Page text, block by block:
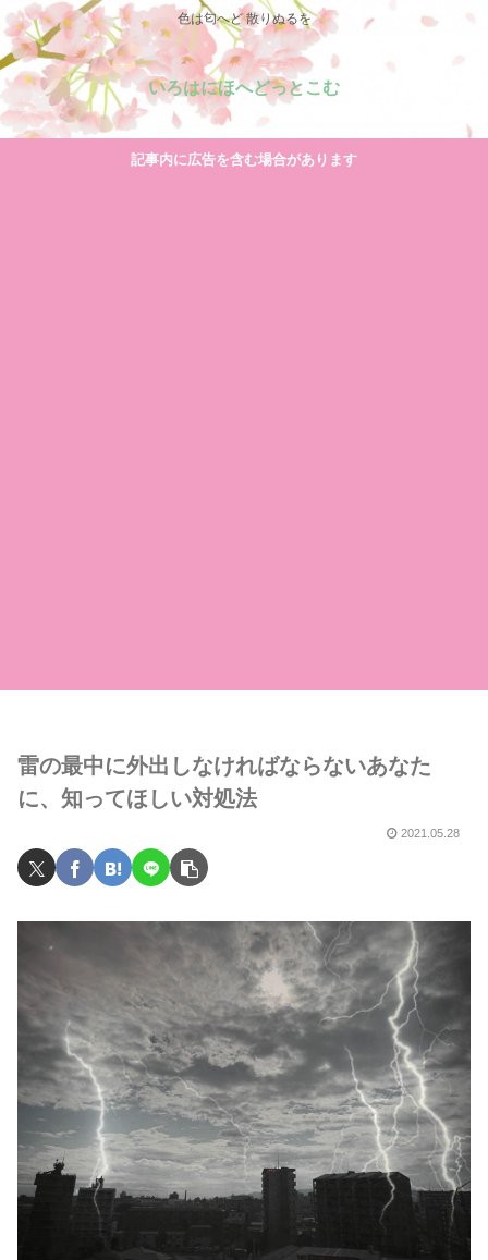
色は匂へど 散りぬるを
いろはにほへどっとこむ
記事内に広告を含む場合があります
雷の最中に外出しなければならないあなた
に、知ってほしい対処法
2021.05.28